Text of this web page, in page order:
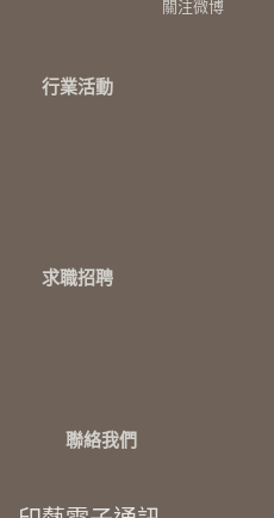
關注微博
行業活動
求職招聘
聯絡我們